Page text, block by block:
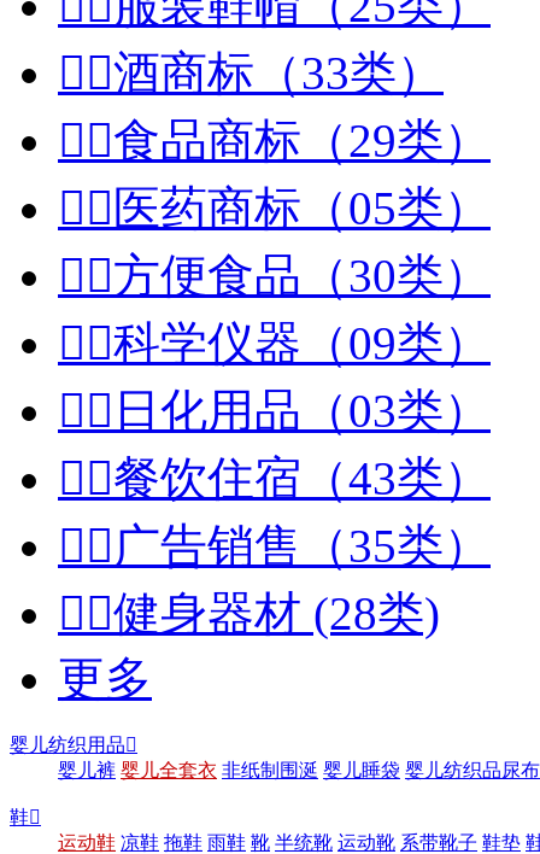
酒商标（33类）
食品商标（29类）
医药商标（05类）
方便食品（30类）
科学仪器（09类）
 日化用品（03类）
餐饮住宿（43类）
广告销售（35类）
健身器材 (28类)
更多
婴儿纺织用品
婴儿裤 婴儿全套衣 非纸制围涎 婴儿睡袋 婴儿纺织品尿布
鞋
运动鞋 凉鞋 拖鞋 雨鞋 靴 半统靴 运动靴 系带靴子 鞋垫